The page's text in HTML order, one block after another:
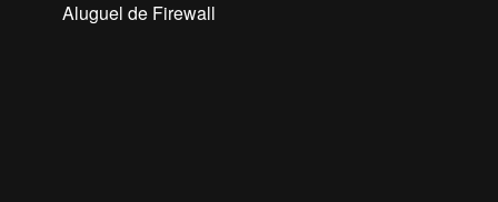
Aluguel de Firewall